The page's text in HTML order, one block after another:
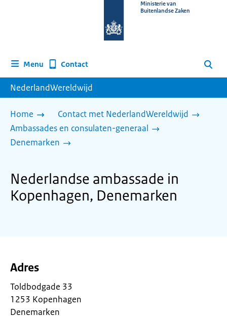
homepage
Ministerie van
Buitenlandse Zaken
Menu Contact Zoeken
NederlandWereldwijd
Home
Contact met NederlandWereldwijd
Ambassades en consulaten-generaal
Denemarken
Nederlandse ambassade in
Kopenhagen, Denemarken
Adres
Toldbodgade 33
1253 Kopenhagen
Denemarken